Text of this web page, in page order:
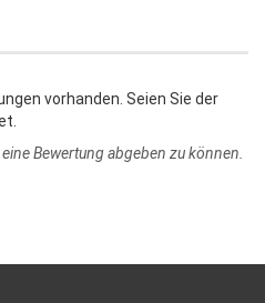
vorhanden. Seien Sie der
Bewertung abgeben zu können.